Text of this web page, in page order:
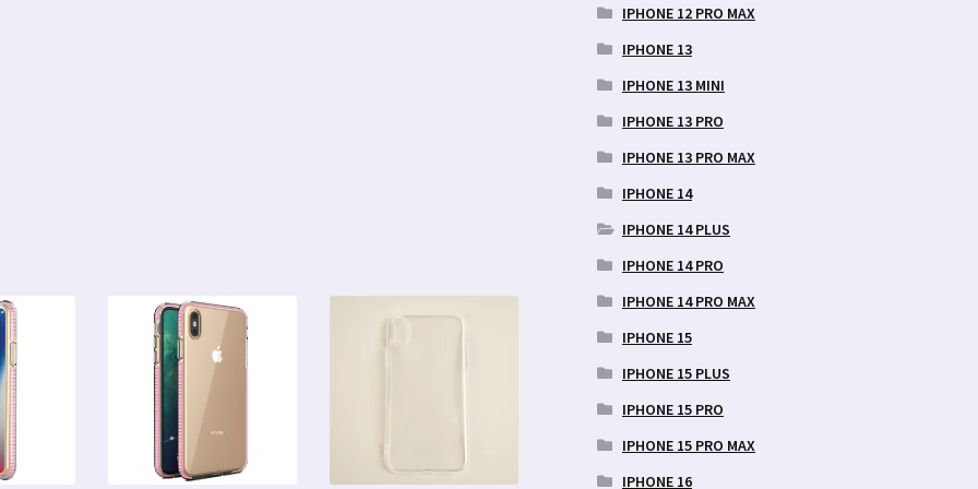
IPHONE 12 PRO MAX
IPHONE 13
IPHONE 13 MINI
IPHONE 13 PRO
IPHONE 13 PRO MAX
IPHONE 14
IPHONE 14 PLUS
IPHONE 14 PRO
IPHONE 14 PRO MAX
IPHONE 15
IPHONE 15 PLUS
IPHONE 15 PRO
IPHONE 15 PRO MAX
IPHONE 16